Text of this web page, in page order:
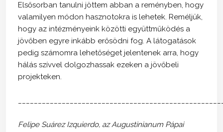
Elsősorban tanulni jöttem abban a reményben, hogy
valamilyen módon hasznotokra is lehetek. Reméljük,
hogy az intézményeink közötti együttműködés a
jövőben egyre inkább erősödni fog. A látogatások
pedig számomra lehetőséget jelentenek arra, hogy
hálás szívvel dolgozhassak ezeken a jövőbeli
projekteken.
Felipe Suárez Izquierdo, az Augustinianum Pápai